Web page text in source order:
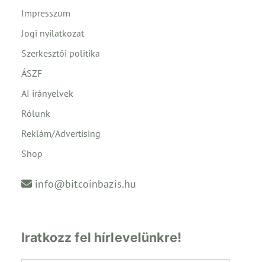
Impresszum
Jogi nyilatkozat
Szerkesztői politika
ÁSZF
AI irányelvek
Rólunk
Reklám/Advertising
Shop
info@bitcoinbazis.hu
Iratkozz fel hírlevelünkre!